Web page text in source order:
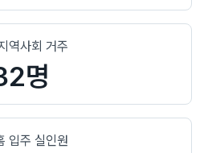
역사회 거주
명
입주 실인원